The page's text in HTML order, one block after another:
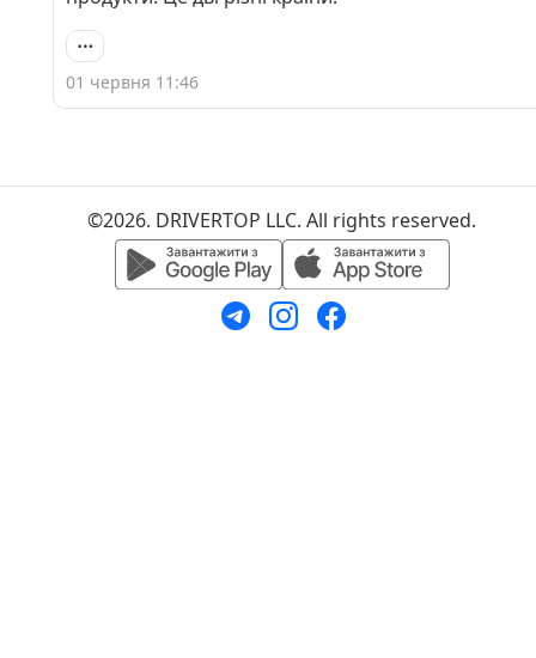
01 червня 11:46
©2026. DRIVERTOP LLC. All rights reserved.